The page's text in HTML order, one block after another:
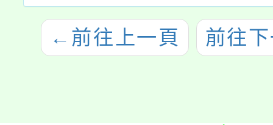
← 前往上一頁 前往